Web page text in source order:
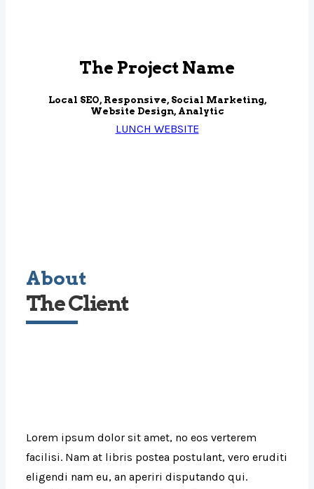
The Project Name
Local SEO, Responsive, Social Marketing,
Website Design, Analytic
LUNCH WEBSITE
About
The Client
Lorem ipsum dolor sit amet, no eos verterem
facilisi. Nam at libris postea postulant, vero eruditi
eligendi nam eu, an aperiri disputando qui.